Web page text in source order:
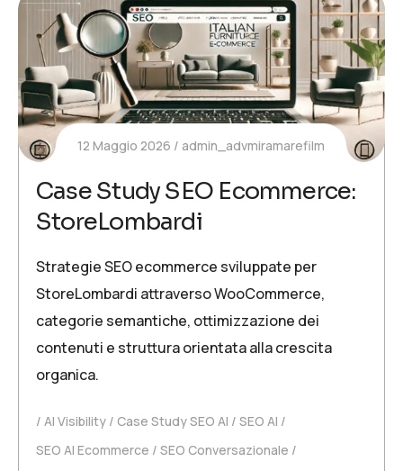
12 Maggio 2026 admin_advmiramarefilm
Case Study SEO Ecommerce:
StoreLombardi
Strategie SEO ecommerce sviluppate per
StoreLombardi attraverso WooCommerce,
categorie semantiche, ottimizzazione dei
contenuti e struttura orientata alla crescita
organica.
AI Visibility Case Study SEO AI
SEO AI
SEO AI Ecommerce
SEO Conversazionale